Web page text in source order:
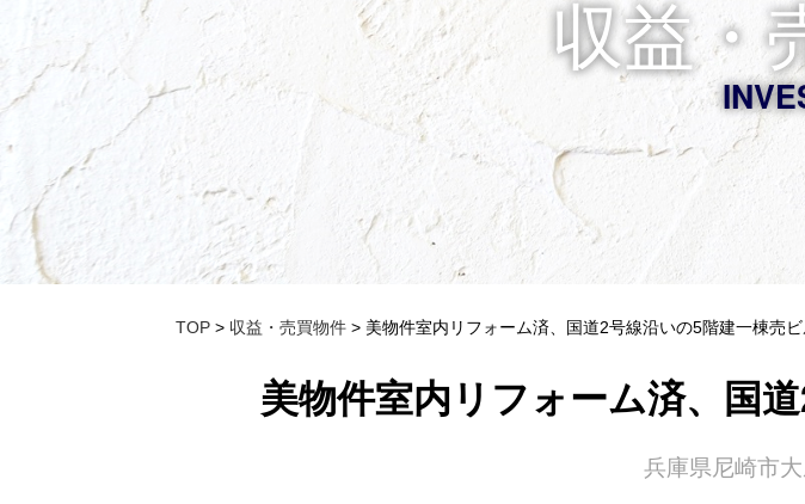
収益・
TOP > 収益・売買物件 > 美物件室内リフォーム済、国道2号線沿いの5階建一棟売ビ
美物件室内リフォーム済、国
兵庫県尼崎市